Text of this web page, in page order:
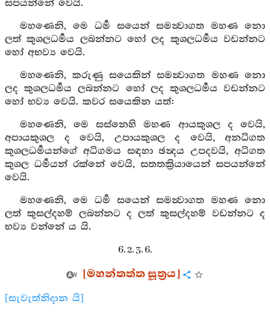
සපයන්නේ වෙයි.
මහණෙනි, මෙ ධර්‍ම සයෙන් සමන්‍වාගත මහණ නො
ලත් කුශලධර්‍මය ලබන්නට හෝ ලද කුශලධර්‍මය වඩන්නට
හෝ අභව්‍ය වෙයි.
මහණෙනි, කරුණු සයෙකින් සමන්‍වාගත මහණ නො
ලද කුශලධර්‍මය ලබන්නට හෝ ලද කුශලධර්‍මය වඩන්නට
හෝ භව්‍ය වෙයි. කවර සයෙකින යත්:
මහණෙනි, මෙ සස්නෙහි මහණ ආයකුශල ද වෙයි,
අපායකුශල ද වෙයි, උපායකුශල ද වෙයි, අනධිගත
කුශලධර්‍මයන්ගේ අධිගමය සඳහා ඡන්‍දය උපදවයි, අධිගත
කුශල ධර්‍මයන් රක්නේ වෙයි, සතතක්‍රියායෙන් සපයන්නේ
වෙයි.
මහණෙනි, මෙ ධර්‍ම සයෙන් සමන්‍වාගත මහණ නො
ලත් කුසල්දහම් ලබන්නට ද ලත් කුසල්දහම් වඩන්නට ද
භව්‍ය වන්නේ ය යි.
6. 2. 3. 6.
[මහන්තත්ත සූත්‍රය]
[සැවැත්නිදාන යි]